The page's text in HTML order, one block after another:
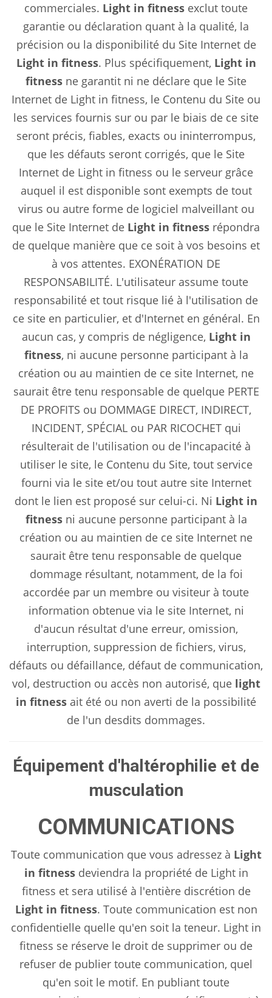
commerciales. Light in fitness exclut toute
garantie ou déclaration quant à la qualité, la
précision ou la disponibilité du Site Internet de
Light in fitness. Plus spécifiquement, Light in
fitness ne garantit ni ne déclare que le Site
Internet de Light in fitness, le Contenu du Site ou
les services fournis sur ou par le biais de ce site
seront précis, fiables, exacts ou ininterrompus,
que les défauts seront corrigés, que le Site
Internet de Light in fitness ou le serveur grâce
auquel il est disponible sont exempts de tout
virus ou autre forme de logiciel malveillant ou
que le Site Internet de Light in fitness répondra
de quelque manière que ce soit à vos besoins et
à vos attentes. EXONÉRATION DE
RESPONSABILITÉ. L'utilisateur assume toute
responsabilité et tout risque lié à l'utilisation de
ce site en particulier, et d'Internet en général. En
aucun cas, y compris de négligence, Light in
fitness, ni aucune personne participant à la
création ou au maintien de ce site Internet, ne
saurait être tenu responsable de quelque PERTE
DE PROFITS ou DOMMAGE DIRECT, INDIRECT,
INCIDENT, SPÉCIAL ou PAR RICOCHET qui
résulterait de l'utilisation ou de l'incapacité à
utiliser le site, le Contenu du Site, tout service
fourni via le site et/ou tout autre site Internet
dont le lien est proposé sur celui-ci. Ni Light in
fitnessni aucune personne participant à la
création ou au maintien de ce site Internet ne
saurait être tenu responsable de quelque
dommage résultant, notamment, de la foi
accordée par un membre ou visiteur à toute
information obtenue via le site Internet, ni
d'aucun résultat d'une erreur, omission,
interruption, suppression de fichiers, virus,
défauts ou défaillance, défaut de communication,
vol, destruction ou accès non autorisé, que light
in fitness ait été ou non averti de la possibilité
de l'un desdits dommages.
Équipement d'haltérophilie et de
musculation
COMMUNICATIONS
Toute communication que vous adressez à Light
in fitnessdeviendra la propriété de Light in
fitness et sera utilisé à l'entière discrétion de
Light in fitness. Toute communication est non
confidentielle quelle qu'en soit la teneur. Light in
fitness se réserve le droit de supprimer ou de
refuser de publier toute communication, quel
qu'en soit le motif. En publiant toute